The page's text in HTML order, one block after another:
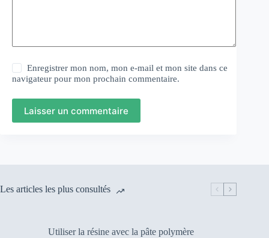
Enregistrer mon nom, mon e-mail et mon site dans ce
navigateur pour mon prochain commentaire.
Laisser un commentaire
Les articles les plus consultés
Utiliser la résine avec la pâte polymère